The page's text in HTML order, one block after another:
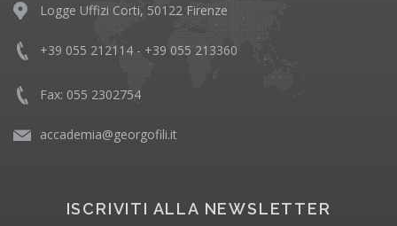
Logge Uffizi Corti, 50122 Firenze
+39 055 212114 - +39 055 213360
Fax: 055 2302754
accademia@georgofili.it
ISCRIVITI ALLA NEWSLETTER